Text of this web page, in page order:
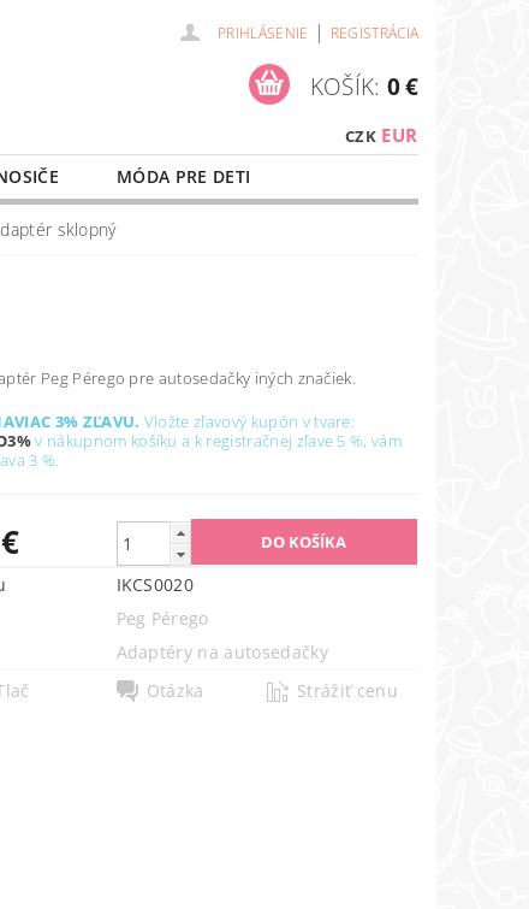
PRIHLÁSENIE | REGISTRÁCIA
CZK EUR
KOŠÍK: 0 €
MÓDA PRE DETI
SLUŽBY
sklopný
Peg Pérego pre autosedačky iných značiek.
3% ZĽAVU. Vložte zľavový kupón v tvare:
v nákupnom košíku a k registračnej zľave 5 %, vám
3 %.
IKCS0020
Peg Pérego
Adaptéry na autosedačky
Otázka Strážiť cenu